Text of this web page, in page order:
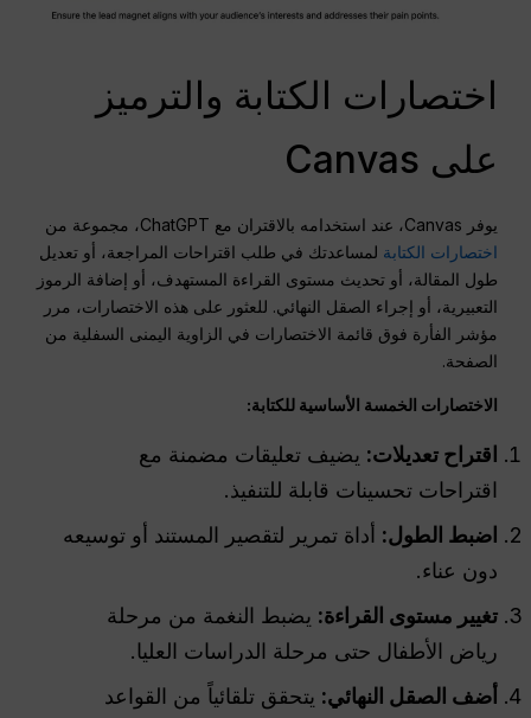
اختصارات الكتابة والترميز
على Canvas
يوفر Canvas، عند استخدامه بالاقتران مع ChatGPT، مجموعة من
اختصارات الكتابة لمساعدتك في طلب اقتراحات المراجعة، أو تعديل
طول المقالة، أو تحديث مستوى القراءة المستهدف، أو إضافة الرموز
التعبيرية، أو إجراء الصقل النهائي. للعثور على هذه الاختصارات، مرر
مؤشر الفأرة فوق قائمة الاختصارات في الزاوية اليمنى السفلية من
الصفحة.
الاختصارات الخمسة الأساسية للكتابة:
اقتراح تعديلات: يضيف تعليقات مضمنة مع
اقتراحات تحسينات قابلة للتنفيذ.
اضبط الطول: أداة تمرير لتقصير المستند أو توسيعه
دون عناء.
تغيير مستوى القراءة: يضبط النغمة من مرحلة
رياض الأطفال حتى مرحلة الدراسات العليا.
أضف الصقل النهائي: يتحقق تلقائياً من القواعد